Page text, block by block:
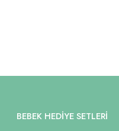
BEBEK HEDIYE SETLERI